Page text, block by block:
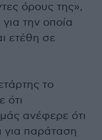
όρους της»,
την οποία
ετέθη σε
το
ότι
ανέφερε ότι
για παράταση